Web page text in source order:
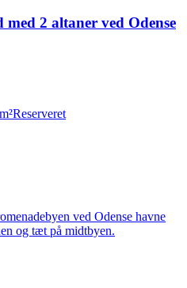
2 altaner ved Odense
Reserveret
ved Odense havne
og tæt på midtbyen.